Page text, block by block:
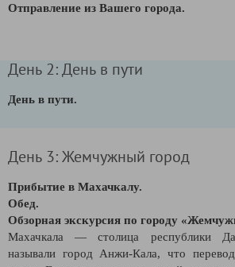
Отправление из Вашего города.
День 2: День в пути
День в пути.
День 3: Жемчужный город
Прибытие в Махачкалу.
Обед.
Обзорная экскурсия по городу
Махачкала — столица республики
называли город Анжи-Кала, что